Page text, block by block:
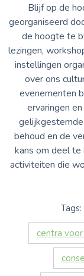
Blijf op de
georganiseerd
de hoogte te
lezingen,
instellingen
over ons
evenementen
ervaringen
behoud en de
kans om deel te
activiteiten die
Tags:
centra